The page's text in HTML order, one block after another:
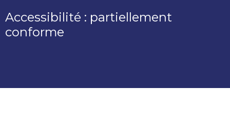
Accessibilité : partiellement
conforme